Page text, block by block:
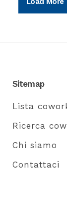
Sitemap
Lista
Ricerca
Chi siamo
Contattaci